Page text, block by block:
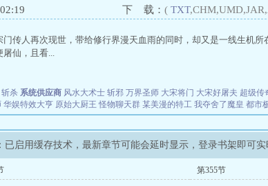
下 载： ( TXT
传人再次现世，带给修行界漫天血雨的同时，却又是一线生机所
仙，且看...
斩杀 系统供应商 风水大术士 斩邪 万界圣师 大宋将门 大宋好屠夫 超级传
华娱特效大亨 原始大厨王 怪物聊天群 某美漫的特工 我夺舍了魔皇 都市
已启用缓存技术，最新章节可能会延时显示，登录书架即可实
第355节